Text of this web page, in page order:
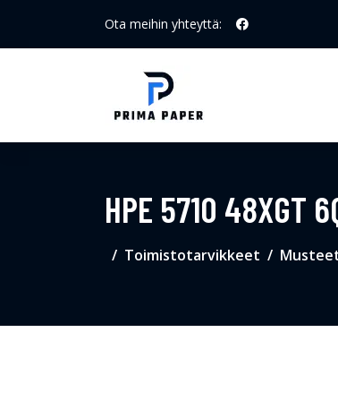
Ota meihin yhteyttä:
HPE 5710 48XGT
Toimistotarvikkeet